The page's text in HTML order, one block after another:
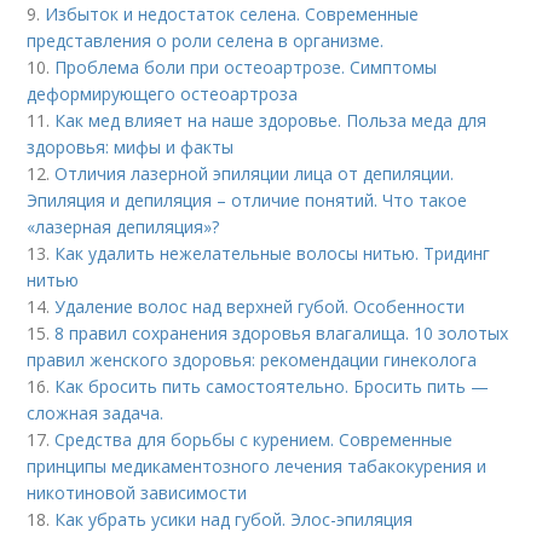
9. Избыток и недостаток селена. Современные
представления о роли селена в организме.
10. Проблема боли при остеоартрозе. Симптомы
деформирующего остеоартроза
11. Как мед влияет на наше здоровье. Польза меда для
здоровья: мифы и факты
12.Отличия лазерной эпиляции лица от депиляции.
Эпиляция и депиляция – отличие понятий. Что такое
«лазерная депиляция»?
13. Как удалить нежелательные волосы нитью. Тридинг
нитью
14.Удаление волос над верхней губой. Особенности
15.8 правил сохранения здоровья влагалища. 10 золотых
правил женского здоровья: рекомендации гинеколога
16. Как бросить пить самостоятельно. Бросить пить —
сложная задача.
17.Средства для борьбы с курением. Современные
принципы медикаментозного лечения табакокурения и
никотиновой зависимости
18. Как убрать усики над губой. Элос-эпиляция